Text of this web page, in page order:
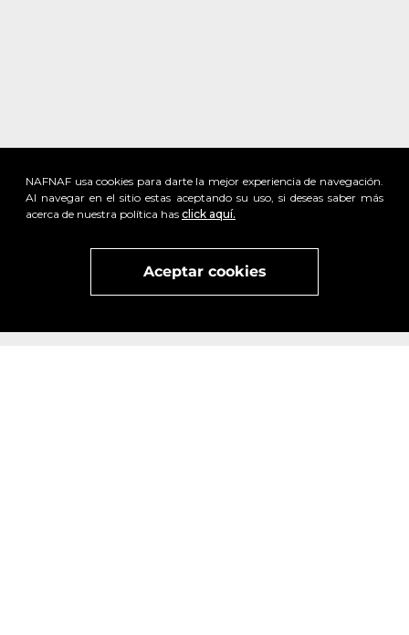
NAFNAF usa cookies para darte la mejor experiencia de navegación.
Al navegar en el sitio estas aceptando su uso, si deseas saber más
acerca de nuestra política has click aquí.
Aceptar cookies